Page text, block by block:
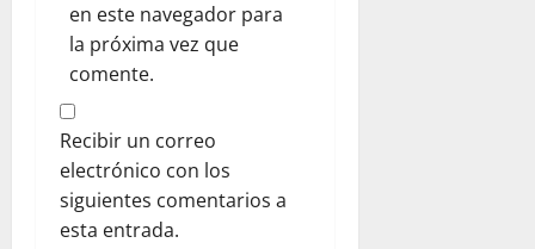
en este navegador para
la próxima vez que
comente.
Recibir un correo
electrónico con los
siguientes comentarios a
esta entrada.